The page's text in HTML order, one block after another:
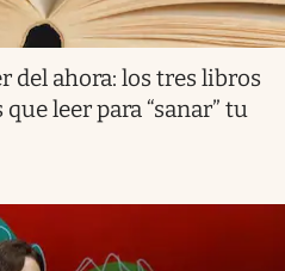
del ahora: los tres libros
leer para “sanar” tu